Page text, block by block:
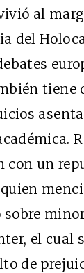
al
del
tiene
con un
el cual
de